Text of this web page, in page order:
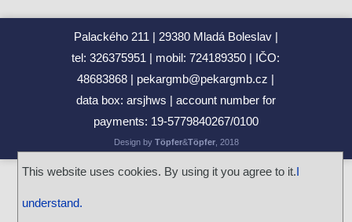
This website uses cookies. By using it you agree to it.I
understand.
Mannheim Exchange 2026
Maturita 2026 - podzim
Věda v ulicích 2026: Barevná věda oživí park Výstaviště
Jediný český tým s medailí!
Srdcem na start, pomocí do cíle! Run and Help 2026 se
Archiv news (CZ)
RSS
Palackého 211
29380 Mladá Boleslav
tel: 326375951
mobil: 724189350
IČO:
48683868
pekargmb@pekargmb.cz
data box: arsjhws
account number for
payments: 19‑5779840267/0100
Design by Töpfer&Töpfer, 2018